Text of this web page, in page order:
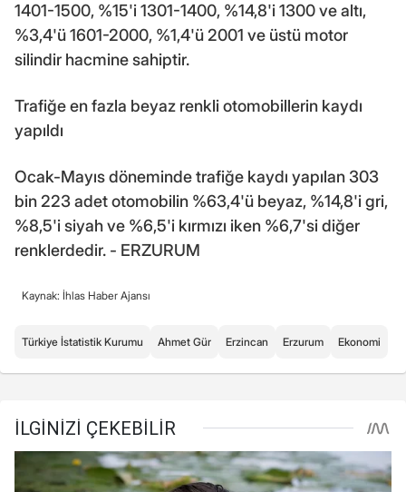
1401-1500, %15'i 1301-1400, %14,8'i 1300 ve altı,
%3,4'ü 1601-2000, %1,4'ü 2001 ve üstü motor
silindir hacmine sahiptir.
Trafiğe en fazla beyaz renkli otomobillerin kaydı
yapıldı
Ocak-Mayıs döneminde trafiğe kaydı yapılan 303
bin 223 adet otomobilin %63,4'ü beyaz, %14,8'i gri,
%8,5'i siyah ve %6,5'i kırmızı iken %6,7'si diğer
renklerdedir. - ERZURUM
Kaynak: İhlas Haber Ajansı
Türkiye İstatistik Kurumu Ahmet Gür Erzincan Erzurum Ekonomi